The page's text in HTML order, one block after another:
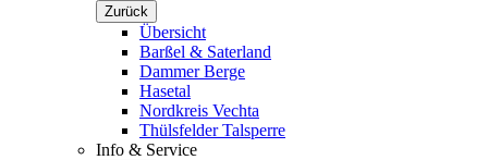
Zurück
Übersicht
Barßel & Saterland
Dammer Berge
Hasetal
Nordkreis Vechta
Thülsfelder Talsperre
Info & Service